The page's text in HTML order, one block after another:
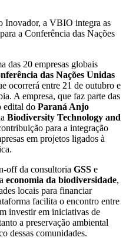
Inovador, a VBIO integra as
a Conferência das Nações
das 20 empresas globais
das Nações Unidas
ocorrerá entre 21 de outubro e
A empresa, que faz parte das
edital do Paraná Anjo
Biodiversity Technology and
para a integração
em projetos ligados à
off da consultoria GSS e
economia da biodiversidade,
locais para financiar
facilita o encontro entre
investir em iniciativas de
a preservação ambiental
dessas comunidades.